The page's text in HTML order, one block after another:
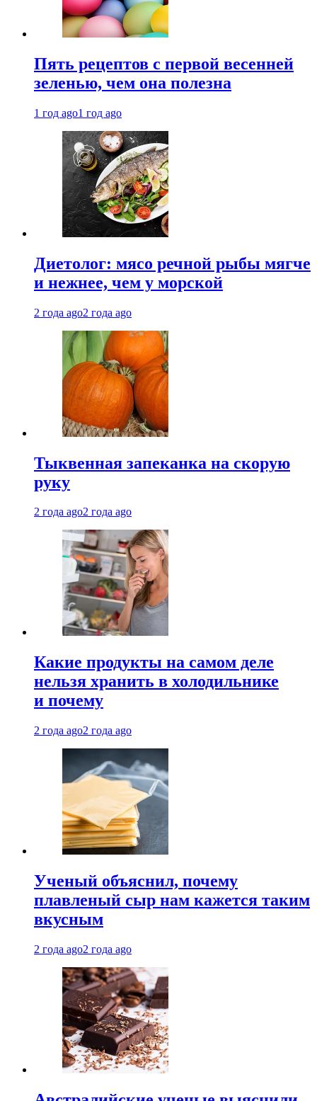
Пять рецептов с первой весенней
зеленью, чем она полезна
1 год ago1 год ago
Диетолог: мясо речной рыбы мягче
и нежнее, чем у морской
2 года ago2 года ago
Тыквенная запеканка на скорую
руку
2 года ago2 года ago
Какие продукты на самом деле
нельзя хранить в холодильнике
и почему
2 года ago2 года ago
Ученый объяснил, почему
плавленый сыр нам кажется таким
вкусным
2 года ago2 года ago